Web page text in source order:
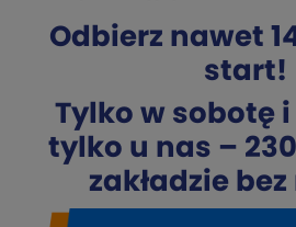
Odbierz nawet
start!
Tylko w sobotę
tylko u nas –
zakładzie